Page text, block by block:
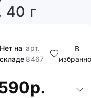
40 г
Нет на
складе
арт.
8467
В